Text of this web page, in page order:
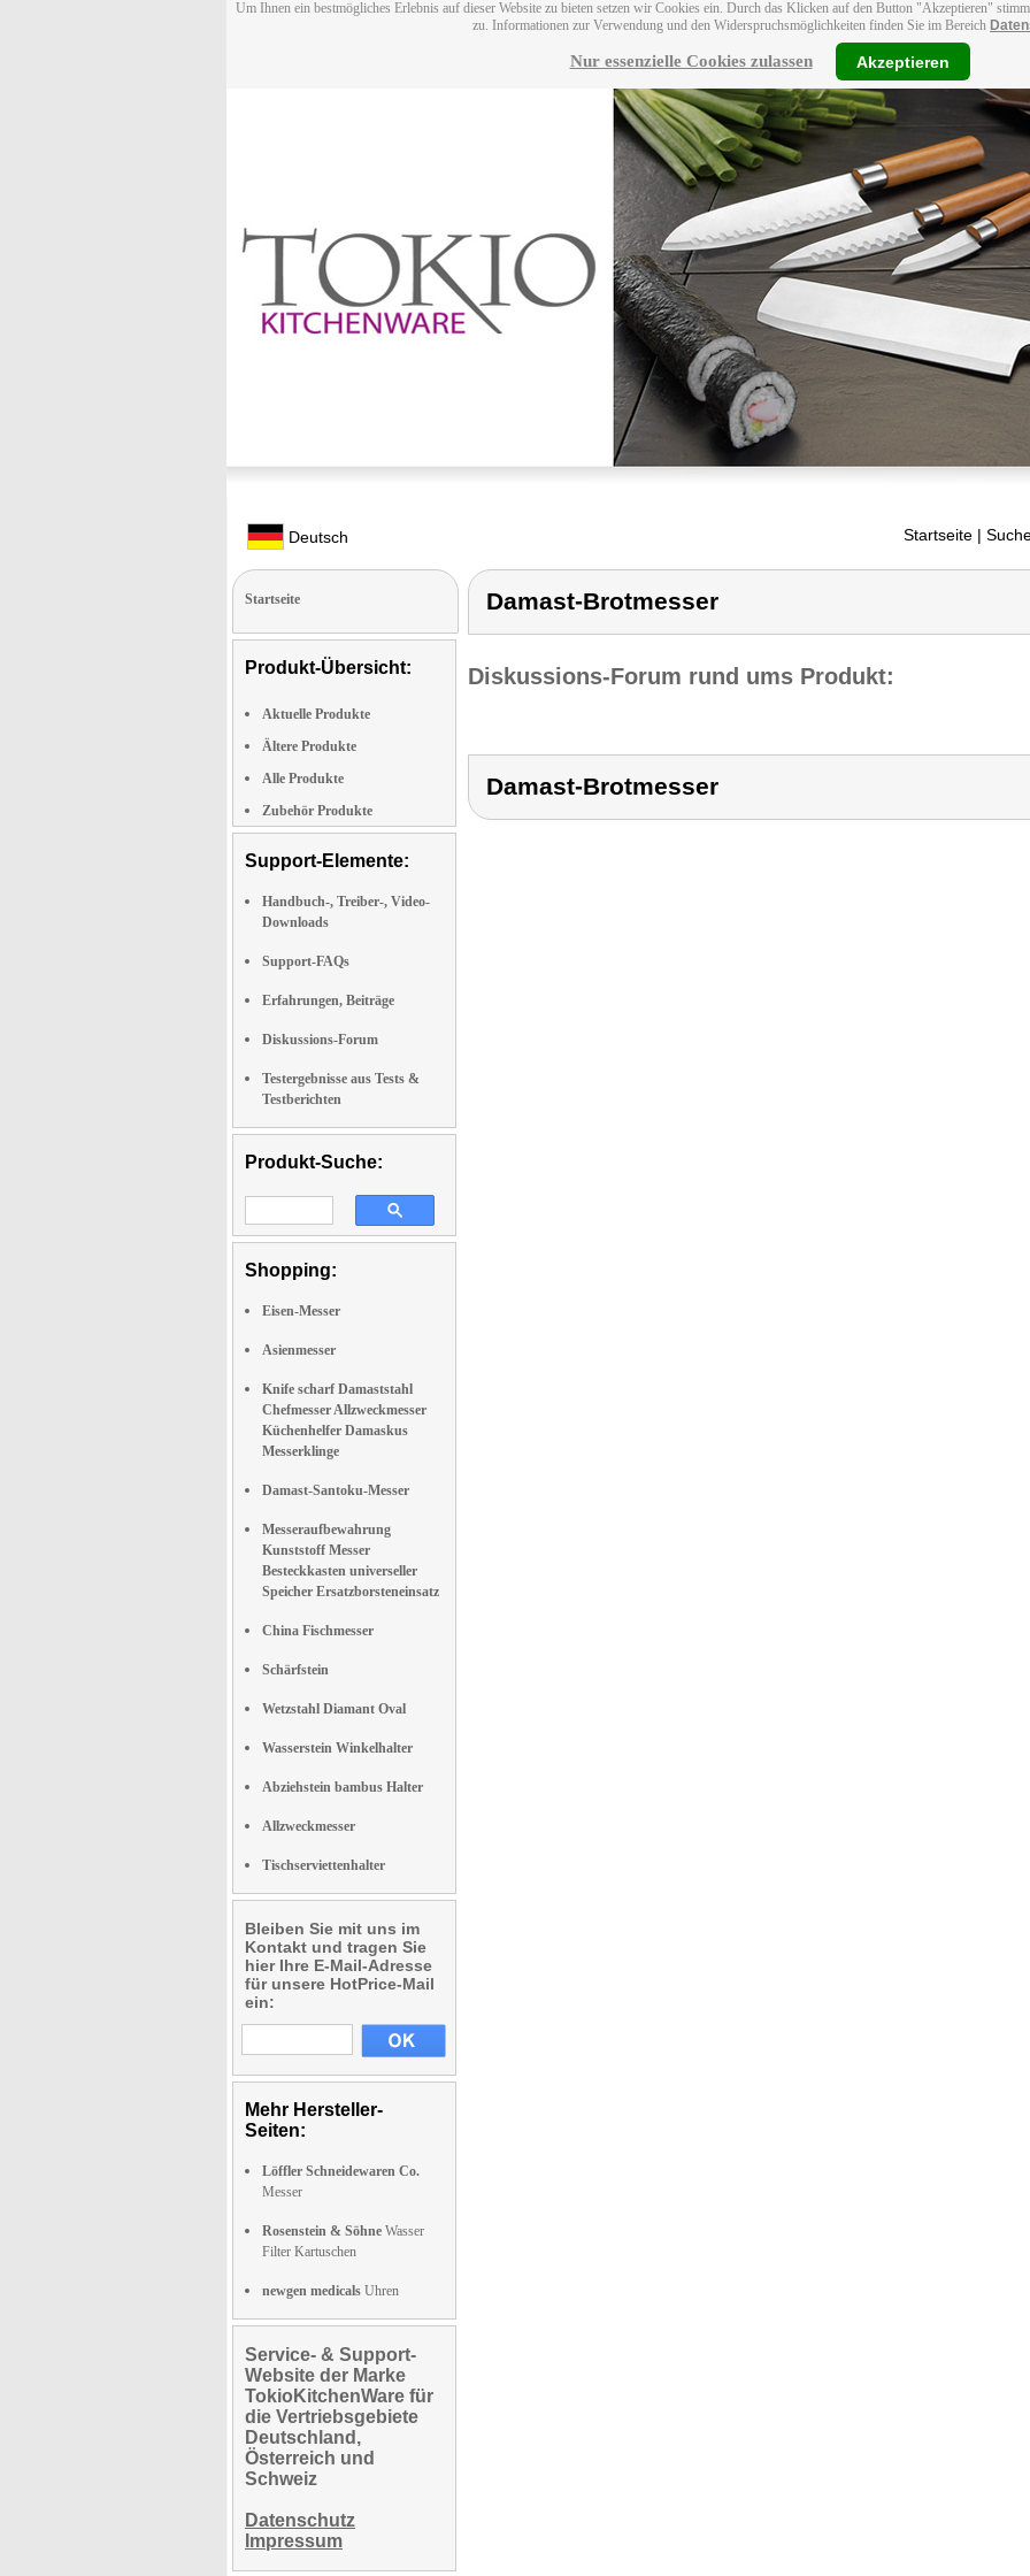
Um Ihnen ein bestmögliches Erlebnis auf dieser Website zu bieten setzen wir Cookies ein. Durch das Klicken auf den Button "Akzeptieren"
zu. Informationen zur Verwendung und den Widerspruchsmöglichkeiten finden Sie im Bereich
Nur essenzielle Cookies zulassen Akzeptieren
Deutsch Startseite |
Startseite
Produkt-Übersicht:
Aktuelle Produkte
Ältere Produkte
Alle Produkte
Zubehör Produkte
Support-Elemente:
Handbuch-, Treiber-, Video-
Downloads
Support-FAQs
Erfahrungen, Beiträge
Diskussions-Forum
Testergebnisse aus Tests &
Testberichten
Produkt-Suche:
Shopping:
Eisen-Messer
Asienmesser
Knife scharf Damaststahl
Chefmesser Allzweckmesser
Küchenhelfer Damaskus
Messerklinge
Damast-Santoku-Messer
Messeraufbewahrung
Kunststoff Messer
Besteckkasten universeller
Speicher Ersatzborsteneinsatz
China Fischmesser
Schärfstein
Wetzstahl Diamant Oval
Wasserstein Winkelhalter
Abziehstein bambus Halter
Allzweckmesser
Tischserviettenhalter
Bleiben Sie mit uns im
Kontakt und tragen Sie
hier Ihre E-Mail-Adresse
für unsere HotPrice-Mail
ein:
Mehr Hersteller-
Seiten:
Löffler Schneidewaren Co.
Messer
Rosenstein & Söhne Wasser
Filter Kartuschen
newgen medicals Uhren
Service- & Support-
Website der Marke
TokioKitchenWare für
die Vertriebsgebiete
Deutschland,
Österreich und
Schweiz
Datenschutz
Impressum
Damast-Brotmesser
Diskussions-Forum rund ums Produkt:
Damast-Brotmesser